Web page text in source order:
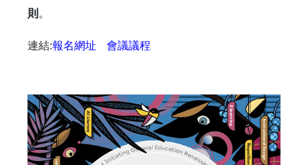
則 。
連結:報名網址 會議議程